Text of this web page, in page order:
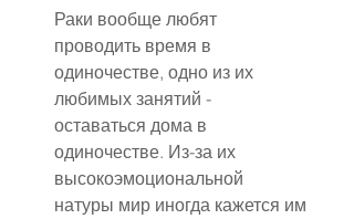
Раки вообще любят
проводить время в
одиночестве, одно из их
любимых занятий -
оставаться дома в
одиночестве. Из-за их
высокоэмоциональной
натуры мир иногда кажется им